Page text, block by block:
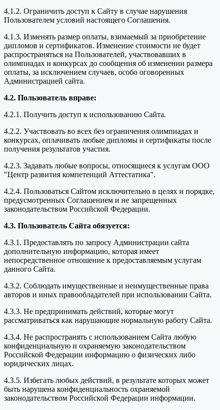
4.1.2. Ограничить доступ к Сайту в случае нарушения
Пользователем условий настоящего Соглашения.
4.1.3. Изменять размер оплаты, взимаемый за приобретение
дипломов и сертификатов. Изменение стоимости не будет
распространяться на Пользователей, участвовавших в
олимпиадах и конкурсах до сообщения об изменении размера
оплаты, за исключением случаев, особо оговоренных
Администрацией сайта.
4.2. Пользователь вправе:
4.2.1. Получить доступ к использованию Сайта.
4.2.2. Участвовать во всех без ограничения олимпиадах и
конкурсах, оплачивать любые дипломы и сертификаты после
получения результатов участия.
4.2.3. Задавать любые вопросы, относящиеся к услугам ООО
"Центр развития компетенций Аттестатика".
4.2.4. Пользоваться Сайтом исключительно в целях и порядке,
предусмотренных Соглашением и не запрещенных
законодательством Российской Федерации.
4.3. Пользователь Сайта обязуется:
4.3.1. Предоставлять по запросу Администрации сайта
дополнительную информацию, которая имеет
непосредственное отношение к предоставляемым услугам
данного Сайта.
4.3.2. Соблюдать имущественные и неимущественные права
авторов и иных правообладателей при использовании Сайта.
4.3.3. Не предпринимать действий, которые могут
рассматриваться как нарушающие нормальную работу Сайта.
4.3.4. Не распространять с использованием Сайта любую
конфиденциальную и охраняемую законодательством
Российской Федерации информацию о физических либо
юридических лицах.
4.3.5. Избегать любых действий, в результате которых может
быть нарушена конфиденциальность охраняемой
законодательством Российской Федерации информации.